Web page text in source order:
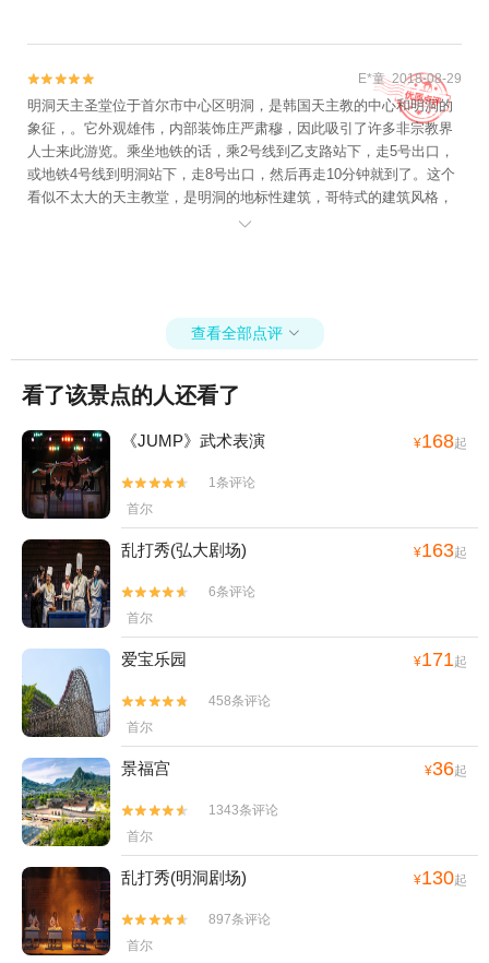

 E*童 2018-08-29
明洞天主圣堂位于首尔市中心区明洞，是韩国天主教的中心和明洞的
象征，。它外观雄伟，内部装饰庄严肃穆，因此吸引了许多非宗教界
人士来此游览。乘坐地铁的话，乘2号线到乙支路站下，走5号出口，
或地铁4号线到明洞站下，走8号出口，然后再走10分钟就到了。这个
看似不太大的天主教堂，是明洞的地标性建筑，哥特式的建筑风格，
尖顶红砖，据说也是韩国最早的本地教堂，可谓闹中取静。内部装饰
然,挑高的天穹仿佛接通了天堂,让人的感官亦幻亦真。教堂入口处，有
各国语言的教堂介绍册，游客可以自助领取，从而了解这座宏伟建筑
的前世今生。教堂的两侧,是描写圣经故事的七彩窗花彩绘和几幅欧洲
版的十二生肖图.阳光隐在玻璃窗外,让每一幅玻璃图案色彩缤纷.殿堂
堂外侧是一个比较大的广场，虽与明洞步行街数米之遥，傍晚时分这
里却显得异常安静，广场上不时有几只白鸽，很是惬意。

查看全部点评 
看了该景点的人还看了
《JUMP》武术表演 ¥168起


1条评论
首尔
乱打秀(弘大剧场) ¥163起


6条评论
首尔
爱宝乐园 ¥171起


458条评论
首尔
景福宫 ¥36起


1343条评论
首尔
乱打秀(明洞剧场) ¥130起


897条评论
首尔